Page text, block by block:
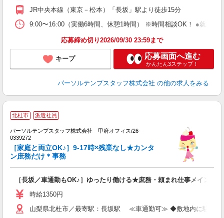
JR中央本線（東京－松本）「長坂」駅より徒歩15分
9:00〜16:00（実働6時間、休憩1時間） ※時間相談OK！ ●就業時
応募締め切り2026/09/30 23:59まで
キープ 応募画面へ進む
かんたん3ステップ！
パーソルテンプスタッフ株式会社 の他の求人をみる
北杜市 派遣社員
パーソルテンプスタッフ株式会社 甲府オフィス/26-
0339272
［家庭と両立OK♪］9‐17時×残業なし★カンタ
ン庶務だけ＊事務
［長坂／車通勤もOK♪］ゆったり働ける★庶務・頼まれ仕事メイン！
時給1350円
山梨県北杜市／最寄駅：長坂駅 ≪車通勤可≫ ◆敷地内に駐車場